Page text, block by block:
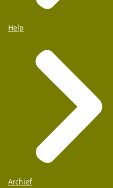
Help
Archief